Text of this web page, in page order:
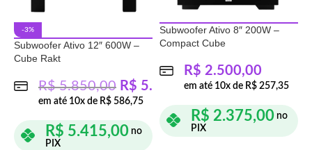
-3%
Subwoofer Ativo 12″ 600W –
Cube Rakt
R$5.850,00 R$ 5.700,00
em até 10x de R$ 586,75
R$ 5.415,00 no
PIX
Subwoofer Ativo 8″ 200W –
Compact Cube
R$ 2.500,00
em até 10x de R$257,35
R$ 2.375,00 no
PIX